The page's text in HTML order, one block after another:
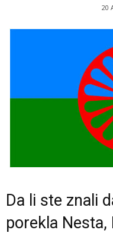
20
Da li ste znali
porekla Nesta,